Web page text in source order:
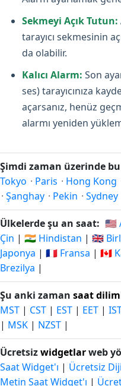
Sekmeyi Açık Tutun:
tarayıcı sekmesinin
da olabilir.
Kalıcı Alarm: Son
ses) tarayıcınıza
açarsanız, henüz
alarmı yeniden
Şimdi zaman üzerinde
Tokyo · Paris · Hong Kong
· Şanghay · Pekin · Sydney
Ülkelerde şu an saat: 🇺🇸
Çin | 🇮🇳 Hindistan | 🇬🇧
Japonya | 🇫🇷 Fransa | 🇨🇦
Brezilya |
Şu anki zaman saat
MST | CST | EST | EET |
| MSK | NZST |
Ücretsizwidgetlarweb
Saat Widget'ı | Ücretsiz
Metin Saat Widget'ı |